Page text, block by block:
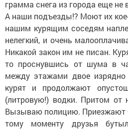
грамма снега из города еще не
А наши подъезды!? Моют их
нашим курящим соседям
нелегкий, и очень
Никакой закон им не писан.
то проснувшись от шума в
между этажами двое
курят и продолжают
(литровую!) водки. Притом
Вызываю полицию. Приезжают
тому моменту друзья